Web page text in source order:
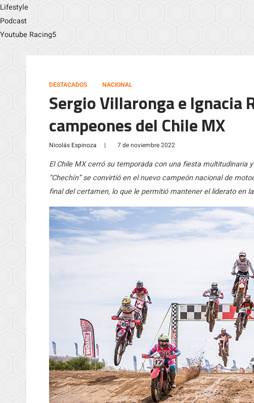
Lifestyle
Podcast
Youtube Racing5
DESTACADOS NACIONAL
Sergio Villaronga e Ignacia
campeones del Chile MX
Nicolás Espinoza | 7 de noviembre 2022
El Chile MX cerró su temporada con una fiesta multitudinaria
“Chechín” se convirtió en el nuevo campeón nacional de
final del certamen, lo que le permitió mantener el liderato en